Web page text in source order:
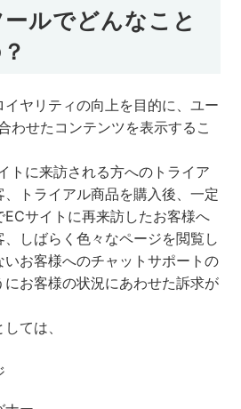
ルでどんなこと
ヤリティの向上を目的に、ユー
わせたコンテンツを表示するこ
トに来訪される方へのトライア
トライアル商品を購入後、一定
サイトに再来訪したお客様へ
しばらく色々なページを閲覧し
お客様へのチャットサポートの
お客様の状況にあわせた訴求が
ては、